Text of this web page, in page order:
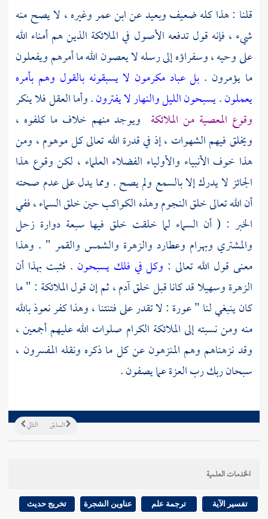
قلنا : هذا كله ضعيف وبعيد عنابن عمروغيره ، لا يصح منه
شيء ، فإنه قول تدفعه الأصول في الملائكة الذين هم أمناء الله
على وحيه ، وسفراؤه إلى رسله لا يعصون الله ما أمرهم ويفعلون
ما يؤمرون . بل عباد مكرمون لا يسبقونه بالقول وهم بأمره
يعملون.يسبحون الليل والنهار لا يفترون. وأما العقل فلا ينكر
وقوع المعصية من الملائكة ويوجد منهم خلاف ما كلفوه ،
ويخلق فيهم الشهوات ، إذ في قدرة الله تعالى كل موهوم ، ومن
هذا خوف الأنبياء والأولياء الفضلاء العلماء ، لكن وقوع هذا
الجائز لا يدرك إلا بالسمع ولم يصح . ومما يدل على عدم صحته
أن الله تعالى خلق النجوم وهذه الكواكب حين خلق السماء ، ففي
الخبر : ( أن السماء لما خلقت خلق فيها سبعة دوارة زحل
والمشتري وبهرام وعطارد والزهرة والشمس والقمر " . وهذا
معنى قول الله تعالى : وكل في فلك يسبحون . فثبت بهذا أن
الزهرة وسهيلا قد كانا قبل خلقآدم، ثم إن قول الملائكة : " ما
كان ينبغي لنا " عورة : لا تقدر على فتنتنا ، وهذا كفر نعوذ بالله
منه ومن نسبته إلى الملائكة الكرام صلوات الله عليهم أجمعين ،
وقد نزهناهم وهم المنزهون عن كل ما ذكره ونقله المفسرون ،
سبحان ربك رب العزة عما يصفون .
التالي السابق
الخدمات العلمية
تفسير الآية ترجمة علم عناوين الشجرة تخريج حديث